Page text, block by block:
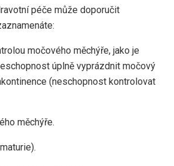
péče může doporučit
močového měchýře, jako je
úplně vyprázdnit močový
(neschopnost kontrolovat
měchýře.